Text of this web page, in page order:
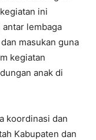
ini
lembaga
masukan guna
kegiatan
anak di
koordinasi dan
Kabupaten dan